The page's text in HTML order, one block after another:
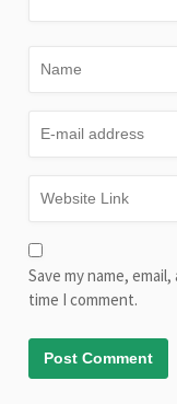
Save my name,
time I comment.